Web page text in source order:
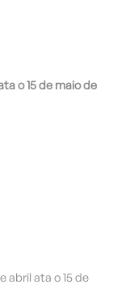
o 15 de maio de
abril ata o 15 de